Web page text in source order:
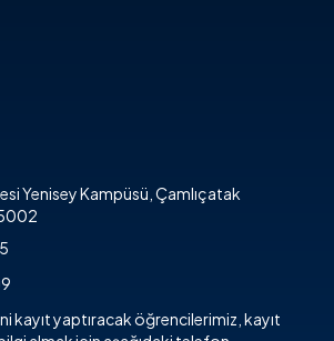
Yenisey Kampüsü, Çamlıçatak
kayıt yaptıracak öğrencilerimiz, kayıt